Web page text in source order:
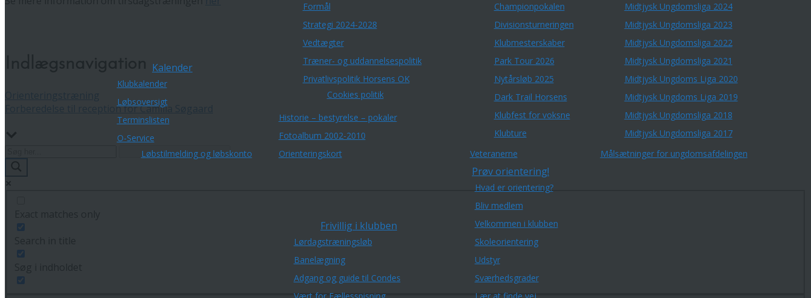
Kalender
Klubkalender
Løbsoversigt
Terminslisten
O-Service
Løbstilmelding og løbskonto
Formål
Strategi 2024-2028
Vedtægter
Træner- og uddannelsespolitik
Privatlivspolitik Horsens OK
Cookies politik
Historie – bestyrelse – pokaler
Fotoalbum 2002-2010
Orienteringskort
Championpokalen
Divisionsturneringen
Klubmesterskaber
Park Tour 2026
Nytårsløb 2025
Dark Trail Horsens
Klubfest for voksne
Klubture
Veteranerne
Midtjysk Ungdomsliga 2024
Midtjysk Ungdomsliga 2023
Midtjysk Ungdomsliga 2022
Midtjysk Ungdomsliga 2021
Midtjysk Ungdoms Liga 2020
Midtjysk Ungdoms Liga 2019
Midtjysk Ungdomsliga 2018
Midtjysk Ungdomsliga 2017
Målsætninger for ungdomsafdelingen
Frivillig i klubben
Lørdagstræningsløb
Banelægning
Adgang og guide til Condes
Prøv orientering!
Hvad er orientering?
Bliv medlem
Velkommen i klubben
Skoleorientering
Udstyr
Sværhedsgrader
Forberedelse til reception for Camilla Søgaard